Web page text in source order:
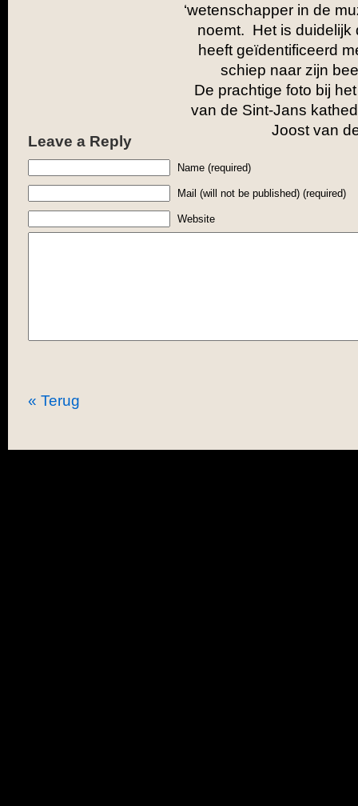
‘wetenschapper in de
noemt. Het is duidelijk
heeft geïdentificeerd
schiep naar zijn
De prachtige foto bij
van de Sint-Jans
Joost van
Leave a Reply
Name (required)
Mail (will not be published) (required)
Website
« Terug